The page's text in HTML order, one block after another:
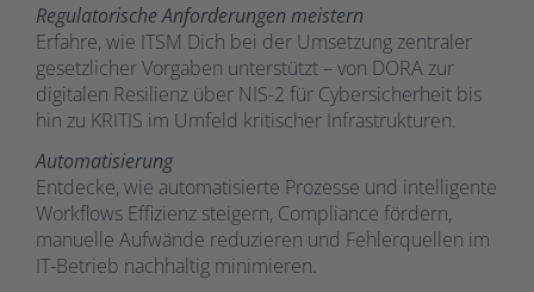
Regulatorische Anforderungen meistern
Erfahre, wie ITSM Dich bei der Umsetzung zentraler
gesetzlicher Vorgaben unterstützt – von DORA zur
digitalen Resilienz über NIS-2 für Cybersicherheit bis
hin zu KRITIS im Umfeld kritischer Infrastrukturen.
Automatisierung
Entdecke, wie automatisierte Prozesse und intelligente
Workflows Effizienz steigern, Compliance fördern,
manuelle Aufwände reduzieren und Fehlerquellen im
IT-Betrieb nachhaltig minimieren.